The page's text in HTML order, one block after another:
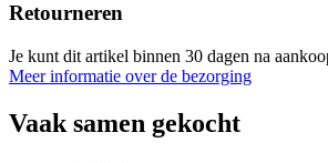
Retourneren
Je kunt dit artikel binnen 30 dagen na
Meer informatie over de bezorging
Vaak samen gekocht